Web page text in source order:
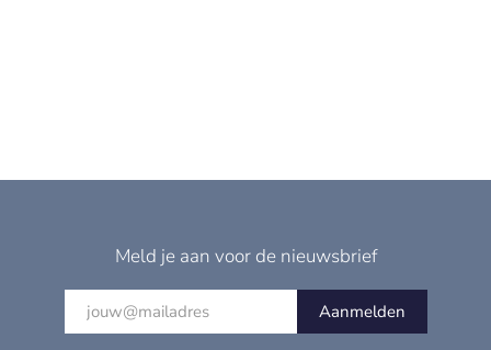
Meld je aan voor de nieuwsbrief
Aanmelden